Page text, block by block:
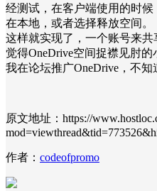
经测试，在客户端使用的时
在本地，或者选择释放空间。
这样就实现了，一个账号来共
觉得OneDrive空间捉襟见肘的
我在论坛推广OneDrive，不知
原文地址：https://
作者： codeofpromo